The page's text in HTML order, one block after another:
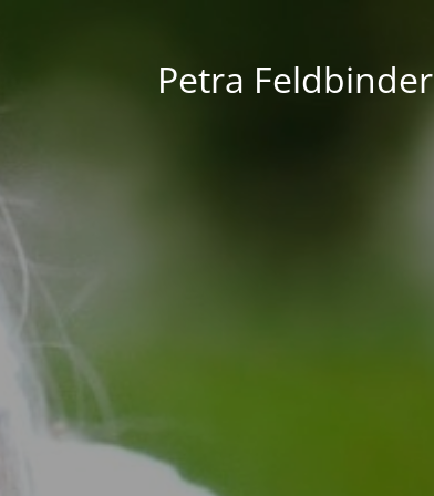
Petra Feldbinder